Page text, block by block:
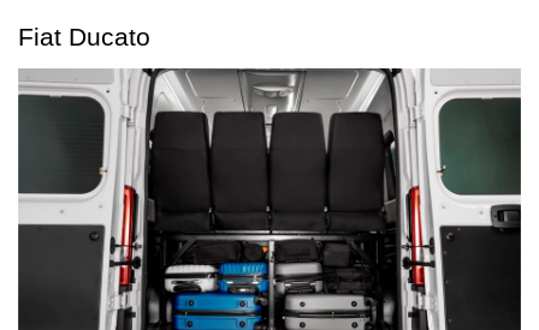
Fiat Ducato